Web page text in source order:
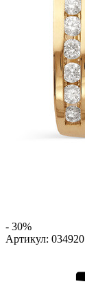
- 30%
Артикул: 034920